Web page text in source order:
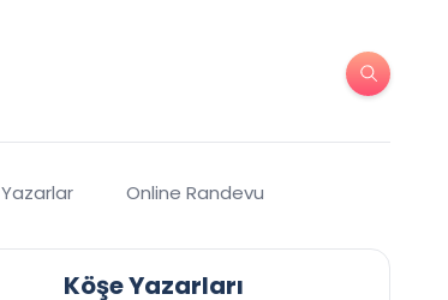
Yazarlar Online Randevu
Köşe Yazarları